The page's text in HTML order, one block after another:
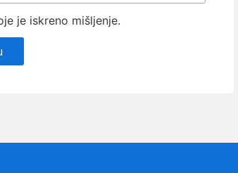
je iskreno mišljenje.